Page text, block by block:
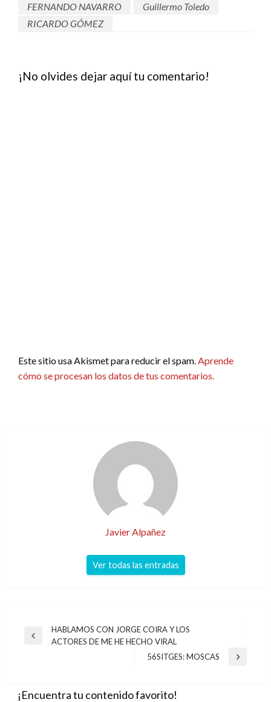
FERNANDO NAVARRO
Guillermo Toledo
RICARDO GÓMEZ
¡No olvides dejar aquí tu comentario!
Este sitio usa Akismet para reducir el spam. Aprende
cómo se procesan los datos de tus comentarios.
Javier Alpañez
Ver todas las entradas
Navegación
Entrada
HABLAMOS CON JORGE COIRA Y LOS
ACTORES DE ME HE HECHO VIRAL
Entrada
56SITGES: MOSCAS
¡Encuentra tu contenido favorito!